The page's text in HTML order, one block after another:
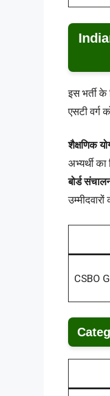
इस भर्ती
एसटी वर्ग
शैक्षणिक
अभ्यर्थी
बोर्ड
CSBO